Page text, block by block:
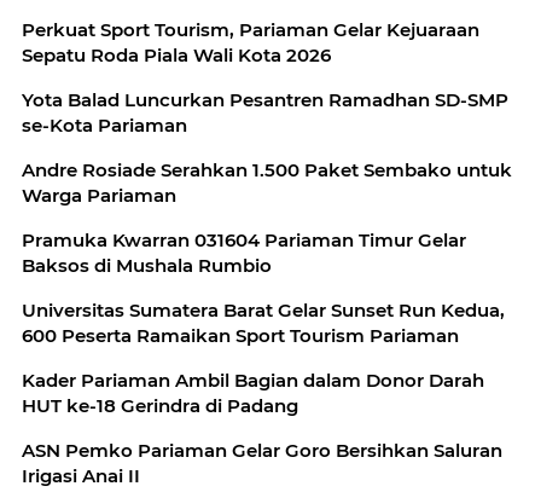
Perkuat Sport Tourism, Pariaman Gelar Kejuaraan
Sepatu Roda Piala Wali Kota 2026
Yota Balad Luncurkan Pesantren Ramadhan SD-SMP
se-Kota Pariaman
Andre Rosiade Serahkan 1.500 Paket Sembako untuk
Warga Pariaman
Pramuka Kwarran 031604 Pariaman Timur Gelar
Baksos di Mushala Rumbio
Universitas Sumatera Barat Gelar Sunset Run Kedua,
600 Peserta Ramaikan Sport Tourism Pariaman
Kader Pariaman Ambil Bagian dalam Donor Darah
HUT ke-18 Gerindra di Padang
ASN Pemko Pariaman Gelar Goro Bersihkan Saluran
Irigasi Anai II